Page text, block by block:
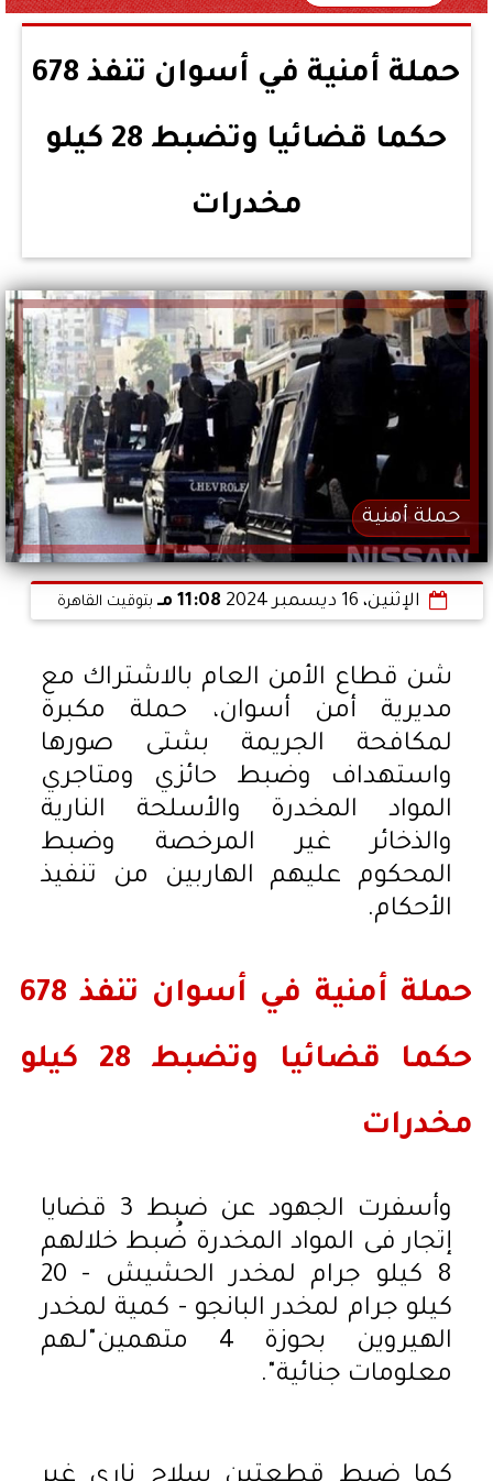
حملة أمنية في أسوان تنفذ 678
حكما قضائيا وتضبط 28 كيلو
مخدرات
حملة أمنية
الإثنين، 16 ديسمبر 2024 11:08 مـ بتوقيت القاهرة
شن قطاع الأمن العام بالاشتراك مع
مديرية أمن أسوان، حملة مكبرة
لمكافحة الجريمة بشتى صورها
واستهداف وضبط حائزي ومتاجري
المواد المخدرة والأسلحة النارية
والذخائر غير المرخصة وضبط
المحكوم عليهم الهاربين من تنفيذ
الأحكام.
حملة أمنية في أسوان تنفذ 678
حكما قضائيا وتضبط 28 كيلو
مخدرات
وأسفرت الجهود عن ضبط 3 قضايا
إتجار فى المواد المخدرة ضُبط خلالهم
8 كيلو جرام لمخدر الحشيش - 20
كيلو جرام لمخدر البانجو - كمية لمخدر
الهيروين بحوزة 4 متهمين"لـهم
معلومات جنائية".